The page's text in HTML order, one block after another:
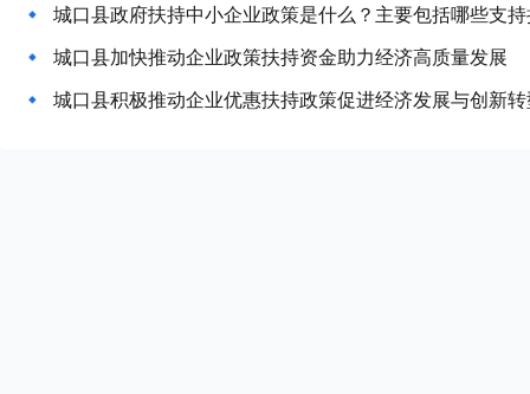
城口县政府扶持中小企业政策是什么？主要包括哪些支
城口县加快推动企业政策扶持资金助力经济高质量发展
城口县积极推动企业优惠扶持政策促进经济发展与创新